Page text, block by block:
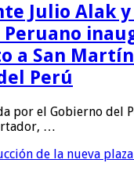
Julio Alak y
a San
Perú
por el Gobierno del
…